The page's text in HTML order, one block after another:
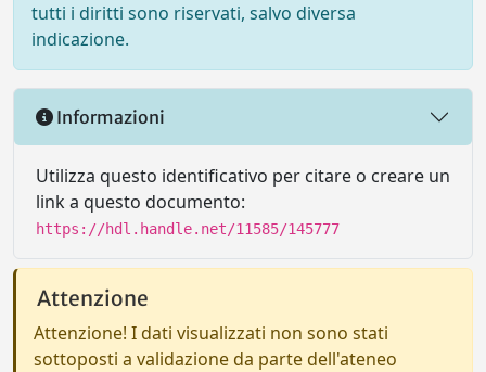
tutti i diritti sono riservati, salvo diversa
indicazione.
Informazioni
Utilizza questo identificativo per citare o creare un
link a questo documento:
https://hdl.handle.net/11585/145777
Attenzione
Attenzione! I dati visualizzati non sono stati
sottoposti a validazione da parte dell'ateneo